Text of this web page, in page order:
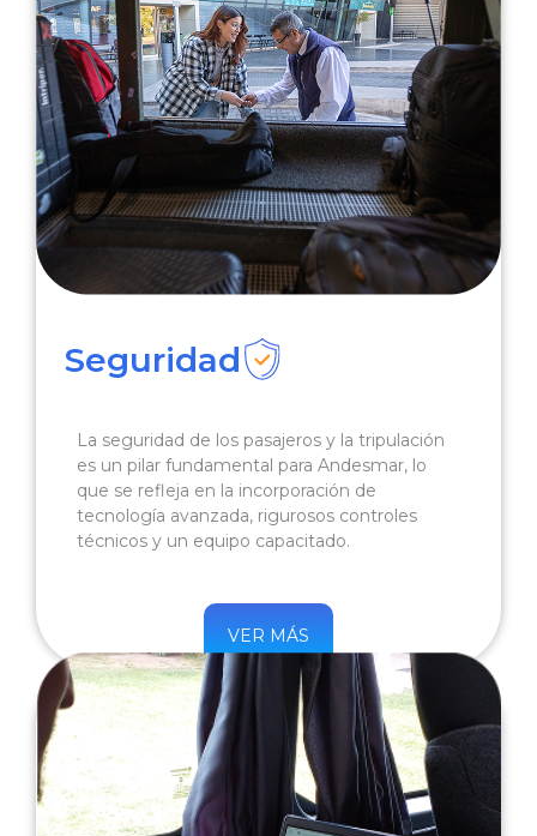
Seguridad
La seguridad de los pasajeros y la tripulación
es un pilar fundamental para Andesmar, lo
que se refleja en la incorporación de
tecnología avanzada, rigurosos controles
técnicos y un equipo capacitado.
VER MÁS